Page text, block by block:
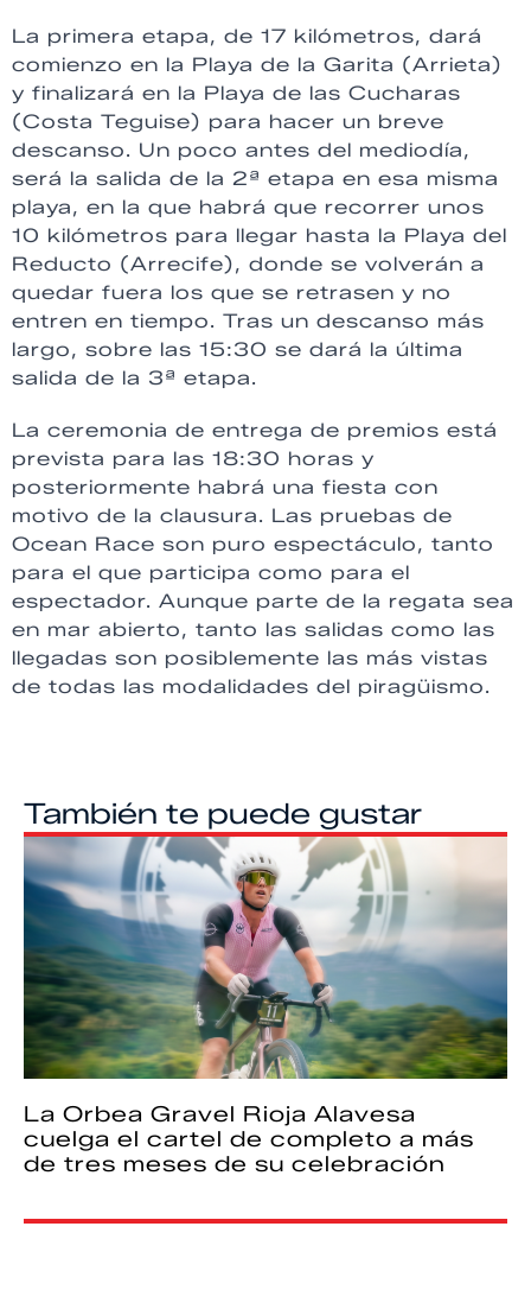
La primera etapa, de 17 kilómetros, dará
comienzo en la Playa de la Garita (Arrieta)
y finalizará en la Playa de las Cucharas
(Costa Teguise) para hacer un breve
descanso. Un poco antes del mediodía,
será la salida de la 2ª etapa en esa misma
playa, en la que habrá que recorrer unos
10 kilómetros para llegar hasta la Playa del
Reducto (Arrecife), donde se volverán a
quedar fuera los que se retrasen y no
entren en tiempo. Tras un descanso más
largo, sobre las 15:30 se dará la última
salida de la 3ª etapa.
La ceremonia de entrega de premios está
prevista para las 18:30 horas y
posteriormente habrá una fiesta con
motivo de la clausura. Las pruebas de
Ocean Race son puro espectáculo, tanto
para el que participa como para el
espectador. Aunque parte de la regata sea
en mar abierto, tanto las salidas como las
llegadas son posiblemente las más vistas
de todas las modalidades del piragüismo.
También te puede gustar
La Orbea Gravel Rioja Alavesa
cuelga el cartel de completo a más
de tres meses de su celebración